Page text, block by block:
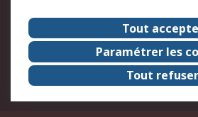
A propos de RS France
Le groupe RS Group Plc
RS dans le monde
Nous rejoindre
RS
Tout
Paramétrer les
Tout refuser